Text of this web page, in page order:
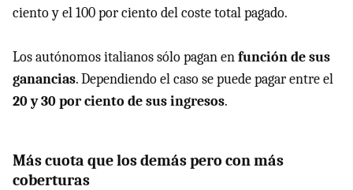
ciento y el 100 por ciento del coste total pagado.
Los autónomos italianos sólo pagan enfunción de sus
ganancias. Dependiendo el caso se puede pagar entre el
20 y 30 por ciento de sus ingresos.
Más cuota que los demás pero con más
coberturas